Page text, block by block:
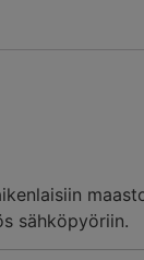
sähköpyöriin.